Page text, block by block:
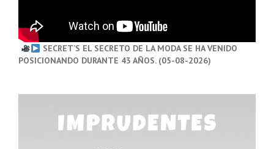
SECRET’S EL SECRETO DE LA MODA SE HA VENIDO
POSICIONANDO DURANTE 43 AÑOS. (05-08-2026)